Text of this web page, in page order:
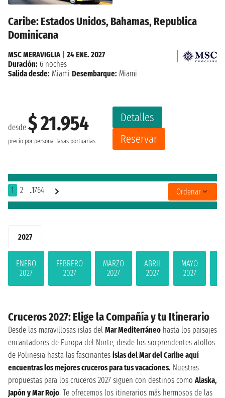
2027
ENERO
2027
FEBRERO
2027
MARZO
2027
ABRIL
2027
MAYO
2027
Cruceros 2027: Elige la Compañía y tu Itinerario
Desde las maravillosas islas del Mar Mediterráneo hasta los paisajes
encantadores de Europa del Norte, desde los sorprendentes atollos
de Polinesia hasta las fascinantes islas del Mar del Caribe aquí
encuentras los mejores cruceros para tus vacaciones. Nuestras
propuestas para los cruceros 2027 siguen con destinos como Alaska,
Japón y Mar Rojo. Te ofrecemos los itinerarios más hermosos de las
Caribe: Estados Unidos, Bahamas, Republica
Dominicana
desde $ 21.954
precio por persona Tasas portuarias
Detalles
Reservar
MSC MERAVIGLIA| 24 ENE. 2027
Duración: 6 noches
Salida desde: Miami Desembarque: Miami
1 2 ..1764 Ordenar